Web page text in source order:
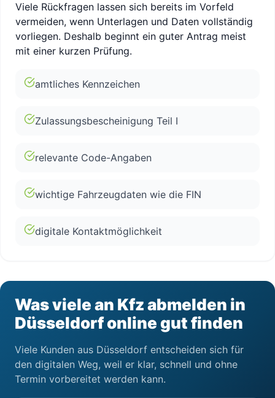
Viele Rückfragen lassen sich bereits im Vorfeld
vermeiden, wenn Unterlagen und Daten vollständig
vorliegen. Deshalb beginnt ein guter Antrag meist
mit einer kurzen Prüfung.
amtliches Kennzeichen
Zulassungsbescheinigung Teil I
relevante Code-Angaben
wichtige Fahrzeugdaten wie die FIN
digitale Kontaktmöglichkeit
Was viele an Kfz abmelden in
Düsseldorf online gut finden
Viele Kunden aus Düsseldorf entscheiden sich für
den digitalen Weg, weil er klar, schnell und ohne
Termin vorbereitet werden kann.